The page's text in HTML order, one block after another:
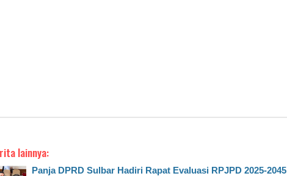
lainnya:
Panja DPRD Sulbar Hadiri Rapat Evaluasi RPJPD 2025-2045